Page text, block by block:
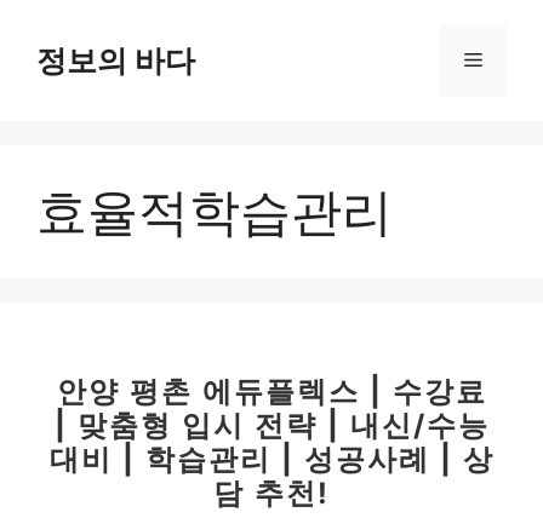
정보의 바다 메
효율적학습관리
안양 평촌 에듀플렉스 | 수강료
| 맞춤형 입시 전략 | 내신/수능
대비 | 학습관리 | 성공사례 | 상
담 추천!